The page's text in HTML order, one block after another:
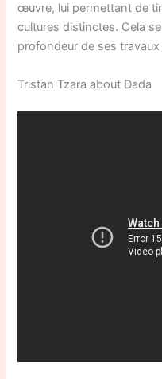
œuvre, lui permettant de
cultures distinctes. Cela
profondeur de ses
Tristan Tzara about Dada